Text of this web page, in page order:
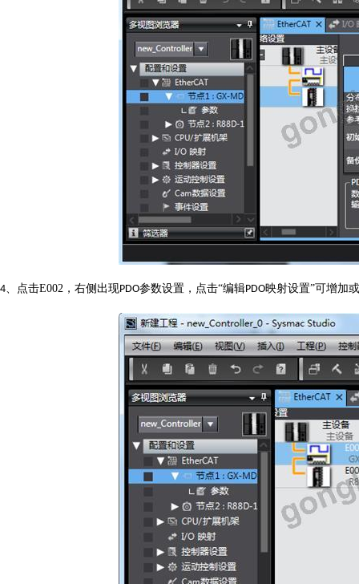
4、 点击E002 ，右侧出现PDO参数设置，点击“编辑PDO映射设置”可增加